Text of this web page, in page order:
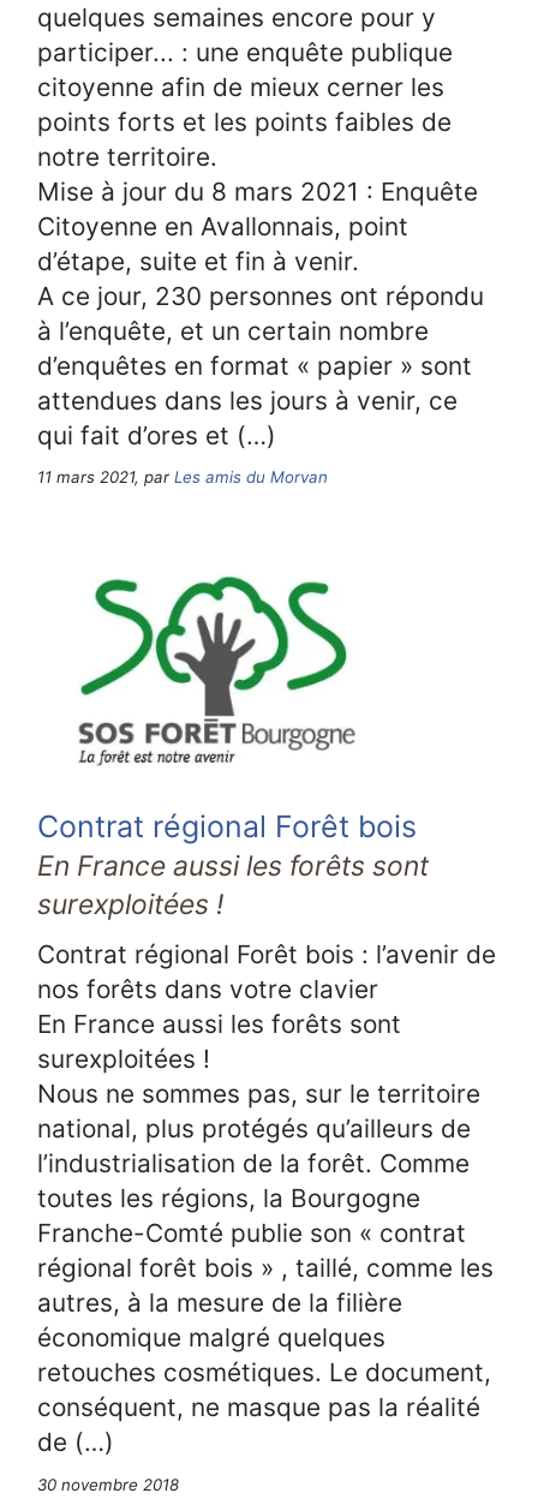
quelques semaines encore pour y
participer... : une enquête publique
citoyenne afin de mieux cerner les
points forts et les points faibles de
notre territoire.
Mise à jour du 8 mars 2021 : Enquête
Citoyenne en Avallonnais, point
d’étape, suite et fin à venir.
A ce jour, 230 personnes ont répondu
à l’enquête, et un certain nombre
d’enquêtes en format « papier » sont
attendues dans les jours à venir, ce
qui fait d’ores et (…)
11 mars 2021, parLes amis du Morvan
Contrat régional Forêt bois
En France aussi les forêts sont
surexploitées !
Contrat régional Forêt bois : l’avenir de
nos forêts dans votre clavier
En France aussi les forêts sont
surexploitées !
Nous ne sommes pas, sur le territoire
national, plus protégés qu’ailleurs de
l’industrialisation de la forêt. Comme
toutes les régions, la Bourgogne
Franche-Comté publie son « contrat
régional forêt bois » , taillé, comme les
autres, à la mesure de la filière
économique malgré quelques
retouches cosmétiques. Le document,
conséquent, ne masque pas la réalité
de (…)
30 novembre 2018